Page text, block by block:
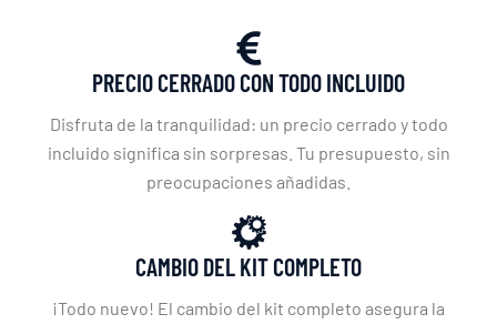
PRECIO CERRADO CON TODO INCLUIDO
Disfruta de la tranquilidad: un precio cerrado y todo
incluido significa sin sorpresas. Tu presupuesto, sin
preocupaciones añadidas.
CAMBIO DEL KIT COMPLETO
¡Todo nuevo! El cambio del kit completo asegura la